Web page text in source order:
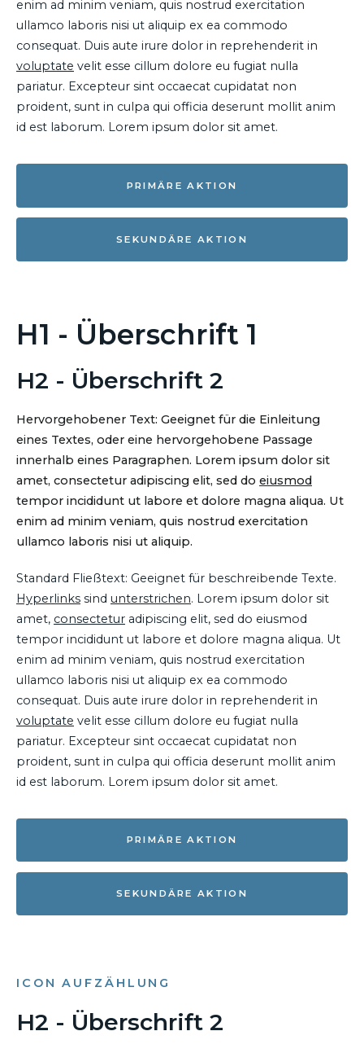
enim ad minim veniam, quis nostrud exercitation
ullamco laboris nisi ut aliquip ex ea commodo
consequat. Duis aute irure dolor in reprehenderit in
voluptate velit esse cillum dolore eu fugiat nulla
pariatur. Excepteur sint occaecat cupidatat non
proident, sunt in culpa qui officia deserunt mollit anim
id est laborum. Lorem ipsum dolor sit amet.
PRIMÄRE AKTION
SEKUNDÄRE AKTION
H1 - Überschrift 1
H2 - Überschrift 2
Hervorgehobener Text: Geeignet für die Einleitung
eines Textes, oder eine hervorgehobene Passage
innerhalb eines Paragraphen. Lorem ipsum dolor sit
amet, consectetur adipiscing elit, sed do eiusmod
tempor incididunt ut labore et dolore magna aliqua. Ut
enim ad minim veniam, quis nostrud exercitation
ullamco laboris nisi ut aliquip.
Standard Fließtext: Geeignet für beschreibende Texte.
Hyperlinks sind unterstrichen. Lorem ipsum dolor sit
amet, consectetur adipiscing elit, sed do eiusmod
tempor incididunt ut labore et dolore magna aliqua. Ut
enim ad minim veniam, quis nostrud exercitation
ullamco laboris nisi ut aliquip ex ea commodo
consequat. Duis aute irure dolor in reprehenderit in
voluptate velit esse cillum dolore eu fugiat nulla
pariatur. Excepteur sint occaecat cupidatat non
proident, sunt in culpa qui officia deserunt mollit anim
id est laborum. Lorem ipsum dolor sit amet.
PRIMÄRE AKTION
SEKUNDÄRE AKTION
ICON AUFZÄHLUNG
H2 - Überschrift 2